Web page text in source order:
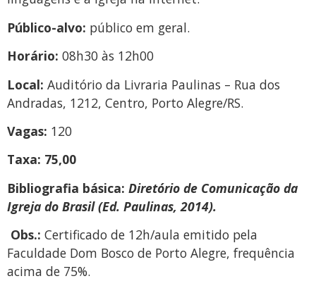
Público-alvo: público em geral.
Horário: 08h30 às 12h00
Local: Auditório da Livraria Paulinas – Rua dos
Andradas, 1212, Centro, Porto Alegre/RS.
Vagas: 120
Taxa: 75,00
Bibliografia básica: Diretório de Comunicação da
Igreja do Brasil (Ed. Paulinas, 2014).
Obs.: Certificado de 12h/aula emitido pela
Faculdade Dom Bosco de Porto Alegre, frequência
acima de 75%.